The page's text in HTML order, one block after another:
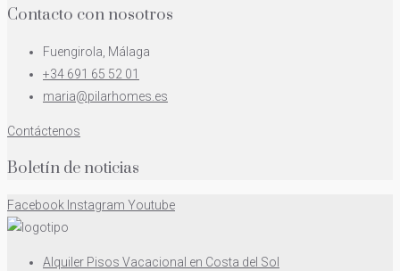
Contacto con nosotros
Fuengirola, Málaga
+34 691 65 52 01
maria@pilarhomes.es
Contáctenos
Boletín de noticias
Facebook Instagram Youtube
Alquiler Pisos Vacacional en Costa del Sol